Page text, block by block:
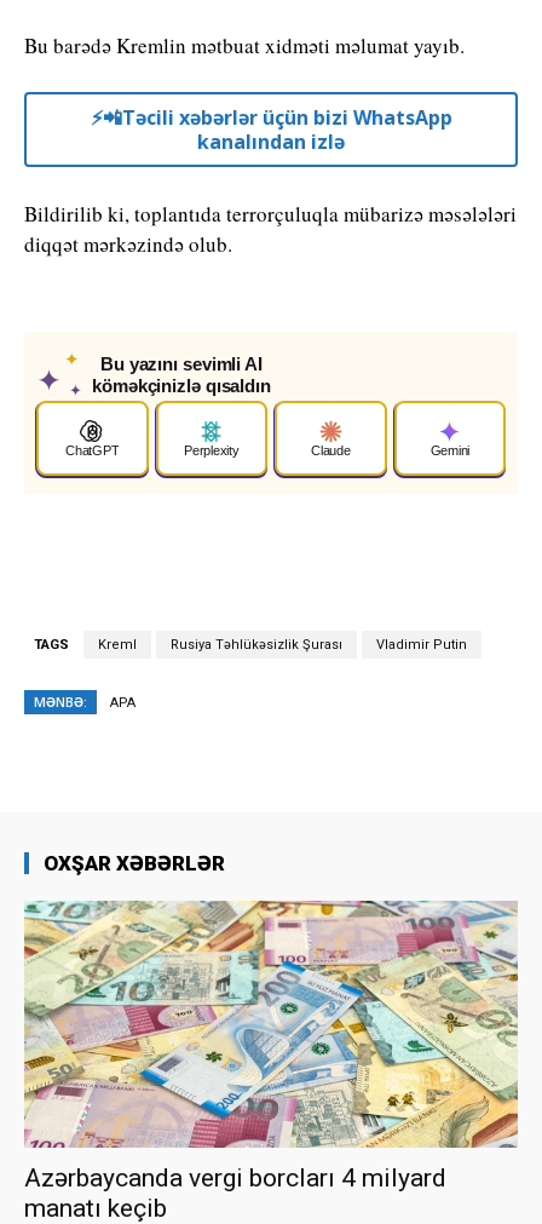
Bu barədə Kremlin mətbuat xidməti məlumat yayıb.
⚡️📲Təcili xəbərlər üçün bizi WhatsApp
kanalından izlə
Bildirilib ki, toplantıda terrorçuluqla mübarizə məsələləri
diqqət mərkəzində olub.
✦
✦
✦
Bu yazını sevimli AI
köməkçinizlə qısaldın
ChatGPT Perplexity Claude Gemini
TAGS Kreml Rusiya Təhlükəsizlik Şurası Vladimir Putin
MƏNBƏ: APA
OXŞAR XƏBƏRLƏR
Azərbaycanda vergi borcları 4 milyard
manatı keçib